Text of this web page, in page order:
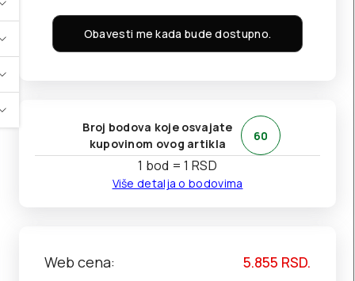
Obavesti me kada bude dostupno.
Broj bodova koje osvajate
kupovinom ovog artikla
60
1 bod = 1 RSD
Više detalja o bodovima
Web cena: 5.855 RSD.